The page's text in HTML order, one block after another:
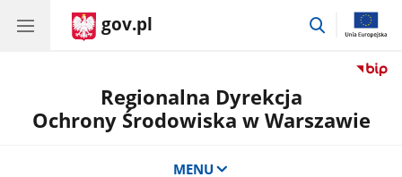
gov.pl
przejdź
Regionalna Dyrekcja
Ochrony Środowiska w Warszawie
MENU